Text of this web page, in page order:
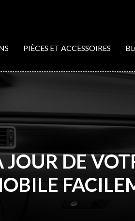
PIÈCES ET ACCESSOIRES
DE